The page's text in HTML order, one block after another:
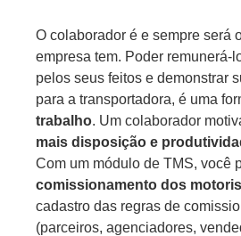
O colaborador é e sempre será
empresa tem. Poder remunerá-
pelos seus feitos e demonstrar
para a transportadora, é uma
trabalho. Um colaborador
mais disposição e
Com um módulo de TMS, você
comissionamento dos
cadastro das regras de
(parceiros, agenciadores,